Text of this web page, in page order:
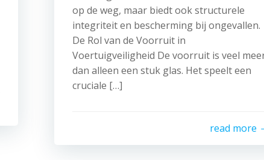
op de weg, maar biedt ook structurele
integriteit en bescherming bij ongevallen.
De Rol van de Voorruit in
Voertuigveiligheid De voorruit is veel
dan alleen een stuk glas. Het speelt een
cruciale […]
read more